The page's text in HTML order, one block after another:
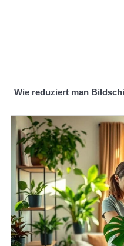
Wie reduziert man